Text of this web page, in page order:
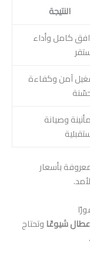
النتيجة
كامل وأداء
آمن وكفاءة
وصيانة
بأسعار
شيوعًا وتحتاج